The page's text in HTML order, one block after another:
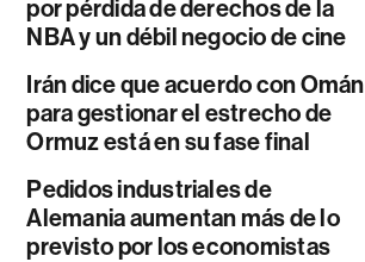
por pérdida de derechos de la
NBA y un débil negocio de cine
Irán dice que acuerdo con Omán
para gestionar el estrecho de
Ormuz está en su fase final
Pedidos industriales de
Alemania aumentan más de lo
previsto por los economistas